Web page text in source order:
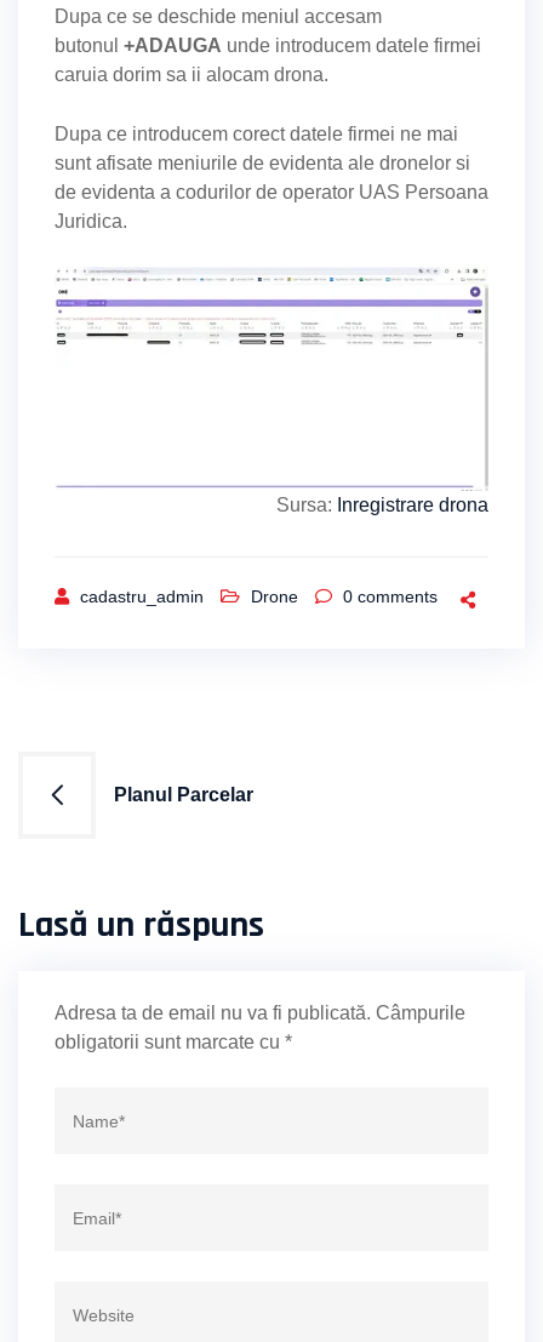
Dupa ce se deschide meniul accesam
butonul +ADAUGA unde introducem datele firmei
caruia dorim sa ii alocam drona.
Dupa ce introducem corect datele firmei ne mai
sunt afisate meniurile de evidenta ale dronelor si
de evidenta a codurilor de operator UAS Persoana
Juridica.
Sursa: Inregistrare drona
cadastru_admin Drone 0 comments
Navigare
Planul Parcelar
Lasă un răspuns
Adresa ta de email nu va fi publicată. Câmpurile
obligatorii sunt marcate cu *